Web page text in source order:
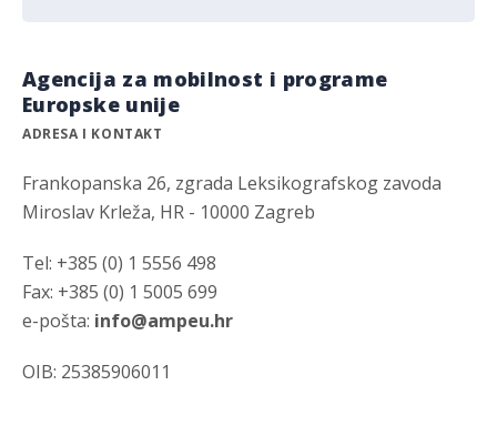
Agencija za mobilnost i programe
Europske unije
ADRESA I KONTAKT
Frankopanska 26, zgrada Leksikografskog zavoda
Miroslav Krleža, HR - 10000 Zagreb
Tel: +385 (0) 1 5556 498
Fax: +385 (0) 1 5005 699
e-pošta: info@ampeu.hr
OIB: 25385906011